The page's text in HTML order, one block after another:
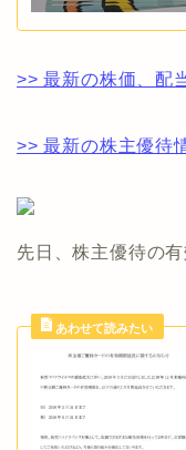
>> 最新の株価、配
>> 最新の株主優待
先日、株主優待の